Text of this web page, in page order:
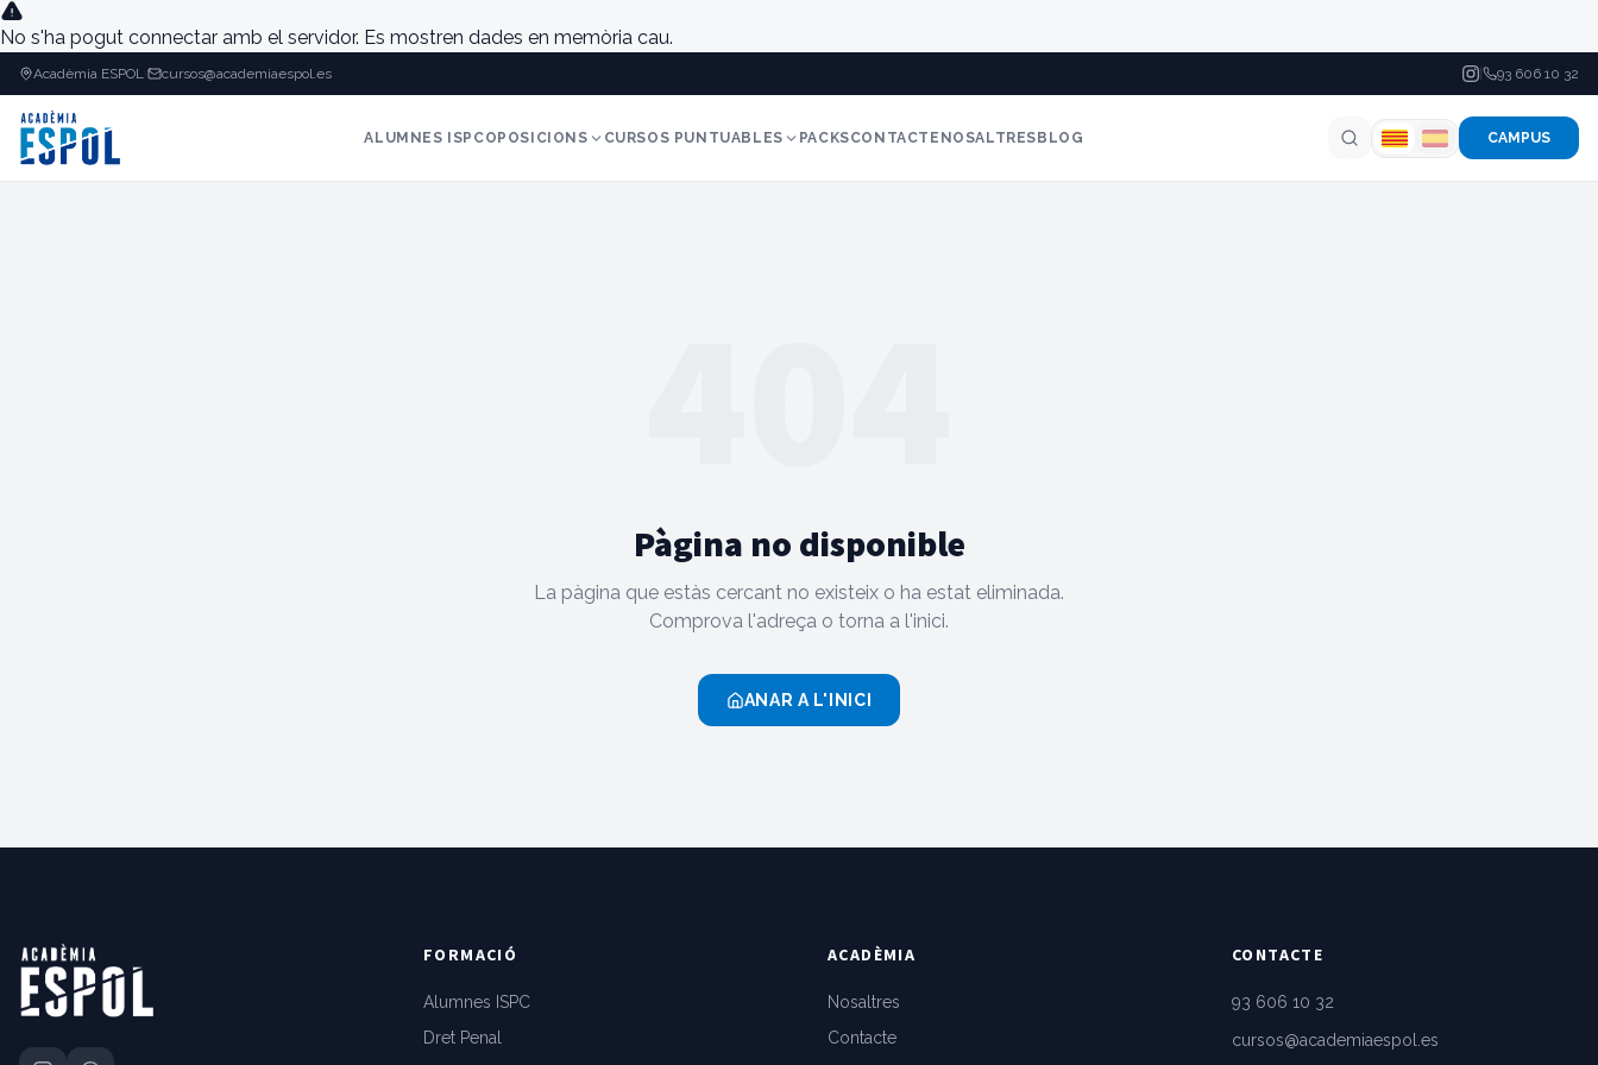
No s'ha pogut connectar amb el servidor. Es mostren dades en memòria cau.
Acadèmia ESPOL· cursos@academiaespol.es 93 606 10 32
ALUMNES ISPCOPOSICIONS CURSOS PUNTUABLES PACKSCONTACTE NOSALTRES BLOG CAMPUS
Pàgina no disponible
La pàgina que estàs cercant no existeix o ha estat eliminada.
Comprova l'adreça o torna a l'inici.
ANAR A L'INICI
FORMACIÓ
Alumnes ISPC
Dret Penal
ACADÈMIA
Nosaltres
Contacte
CONTACTE
93 606 10 32
cursos@academiaespol.es